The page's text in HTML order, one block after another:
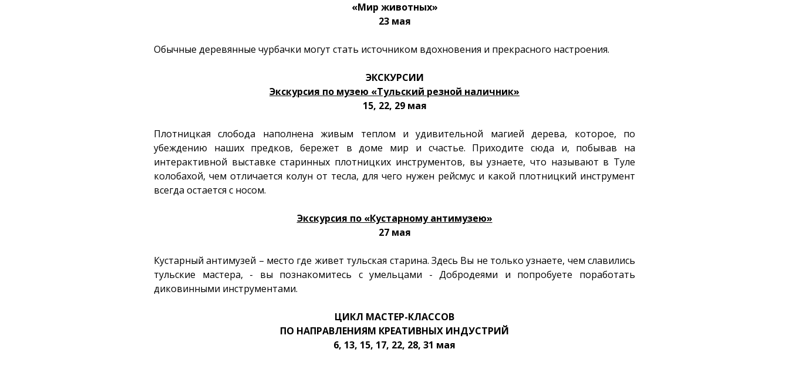
«Мир животных»
23 мая
Обычные деревянные чурбачки могут стать источником вдохновения и прекрасного настроения.
ЭКСКУРСИИ
Экскурсия по музею «Тульский резной наличник»
15, 22, 29 мая
Плотницкая слобода наполнена живым теплом и удивительной магией дерева, которое, по
убеждению наших предков, бережет в доме мир и счастье. Приходите сюда и, побывав на
интерактивной выставке старинных плотницких инструментов, вы узнаете, что называют в Туле
колобахой, чем отличается колун от тесла, для чего нужен рейсмус и какой плотницкий инструмент
всегда остается с носом.
Экскурсия по «Кустарному антимузею»
27 мая
Кустарный антимузей – место где живет тульская старина. Здесь Вы не только узнаете, чем славились
тульские мастера, - вы познакомитесь с умельцами - Добродеями и попробуете поработать
диковинными инструментами.
ЦИКЛ МАСТЕР-КЛАССОВ
ПО НАПРАВЛЕНИЯМ КРЕАТИВНЫХ ИНДУСТРИЙ
6, 13, 15, 17, 22, 28, 31 мая